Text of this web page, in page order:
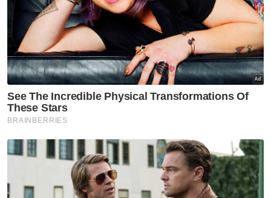
“Samsung Galaxy A03 percuma, kuota